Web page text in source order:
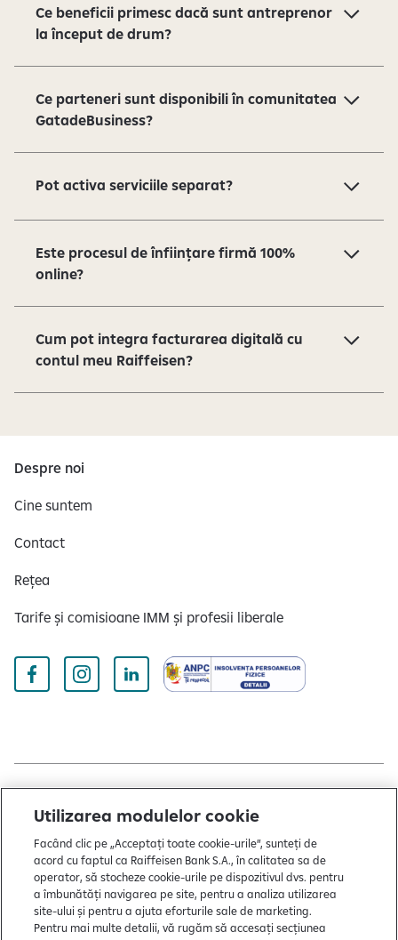
i
Ce beneficii primesc dacă sunt antreprenor
la început de drum?
Ce parteneri sunt disponibili în comunitatea
GatadeBusiness?
Pot activa serviciile separat?
Este procesul de înființare firmă 100%
online?
Cum pot integra facturarea digitală cu
contul meu Raiffeisen?
Despre noi
Cine suntem
Contact
Rețea
Tarife și comisioane IMM și profesii liberale
Termeni și condiții
Politică de utilizare cookies
Preferințe cookie-uri
Politica de confidențialitate
Utilizarea modulelor cookie
Facând clic pe „Acceptați toate cookie-urile”, sunteți de
acord cu faptul ca Raiffeisen Bank S.A., în calitatea sa de
operator, să stocheze cookie-urile pe dispozitivul dvs. pentru
a îmbunătăți navigarea pe site, pentru a analiza utilizarea
site-ului și pentru a ajuta eforturile sale de marketing.
Pentru mai multe detalii, vă rugăm să accesați secțiunea